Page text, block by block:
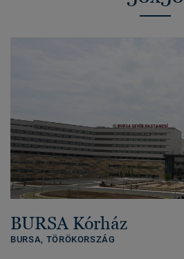
BURSA Kórház
BURSA, TÖRÖKORSZÁG